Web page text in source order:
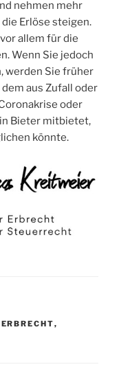
neh­men mehr
Erlö­se stei­gen.
allem für die
Wenn Sie jedoch
wer­den Sie frü­her
aus Zufall oder
oder
Bie­ter mit­bie­tet,
könnte.
ERBRECHT,